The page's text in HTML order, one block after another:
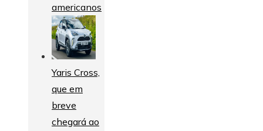
americanos
Yaris Cross,
que em
breve
chegará ao